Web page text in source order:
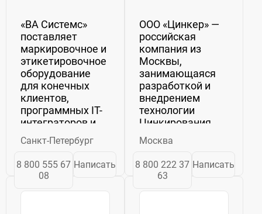
«ВА Системс»
поставляет
маркировочное и
этикетировочное
оборудование
для конечных
клиентов,
программных IT-
интеграторов и
OEM. Помогает
подобрать
правильную
технологию
переменных
Санкт-Петербург
8 800 555 67
08
Написать
ООО «Цинкер» —
российская
компания из
Москвы,
занимающаяся
разработкой и
внедрением
технологии
Цинкирования.
Составы и
технологию
разработал
коллектив
Москвы, который
Москва
8 800 222 37
63
Написать